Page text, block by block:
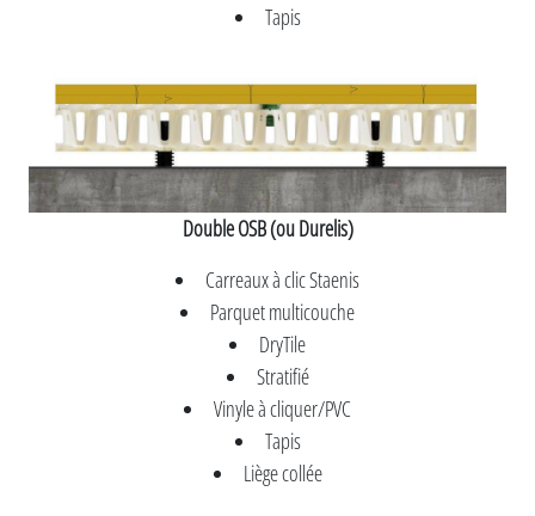
Tapis
Double OSB (ou Durelis)
Carreaux à clic Staenis
Parquet multicouche
DryTile
Stratifié
Vinyle à cliquer/PVC
Tapis
Liège collée